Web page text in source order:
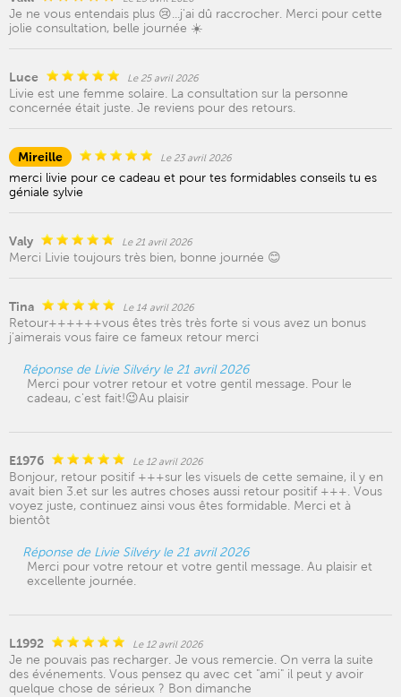
Je ne vous entendais plus 😢...j'ai dû raccrocher. Merci pour cette
jolie consultation, belle journée ☀️
Luce Le 25 avril 2026
Livie est une femme solaire. La consultation sur la personne
concernée était juste. Je reviens pour des retours.
Mireille Le 23 avril 2026
merci livie pour ce cadeau et pour tes formidables conseils tu es
géniale sylvie
Valy Le 21 avril 2026
Merci Livie toujours très bien, bonne journée 😊
Tina Le 14 avril 2026
Retour++++++vous êtes très très forte si vous avez un bonus
j'aimerais vous faire ce fameux retour merci
Réponse de Livie Silvéry le 21 avril 2026
Merci pour votrer retour et votre gentil message. Pour le
cadeau, c'est fait!😉Au plaisir
E1976 Le 12 avril 2026
Bonjour, retour positif +++sur les visuels de cette semaine, il y en
avait bien 3.et sur les autres choses aussi retour positif +++. Vous
voyez juste, continuez ainsi vous êtes formidable. Merci et à
bientôt
Réponse de Livie Silvéry le 21 avril 2026
Merci pour votre retour et votre gentil message. Au plaisir et
excellente journée.
L1992 Le 12 avril 2026
Je ne pouvais pas recharger. Je vous remercie. On verra la suite
des événements. Vous pensez qu avec cet "ami" il peut y avoir
quelque chose de sérieux ? Bon dimanche